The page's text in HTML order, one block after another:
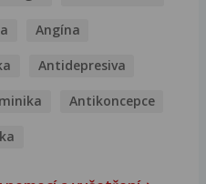
Angína
Antidepresiva
Antikoncepce